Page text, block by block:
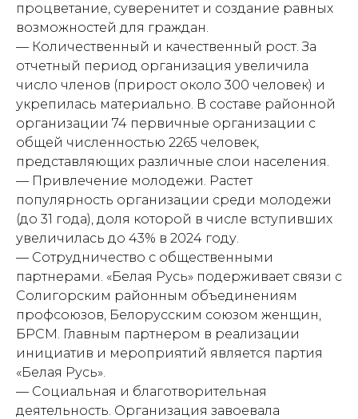
процветание, суверенитет и создание равных
возможностей для граждан.
— Количественный и качественный рост. За
отчетный период организация увеличила
число членов (прирост около 300 человек) и
укрепилась материально. В составе районной
организации 74 первичные организации с
общей численностью 2265 человек,
представляющих различные слои населения.
— Привлечение молодежи. Растет
популярность организации среди молодежи
(до 31 года), доля которой в числе вступивших
увеличилась до 43% в 2024 году.
— Сотрудничество с общественными
партнерами. «Белая Русь» подерживает связи с
Солигорским районным объединениям
профсоюзов, Белорусским союзом женщин,
БРСМ. Главным партнером в реализации
инициатив и мероприятий является партия
«Белая Русь».
— Социальная и благотворительная
деятельность. Организация завоевала